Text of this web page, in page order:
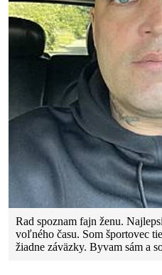
Rad spoznam fajn ženu.
voľného času. Som športovec
žiadne záväzky. Byvam sám a